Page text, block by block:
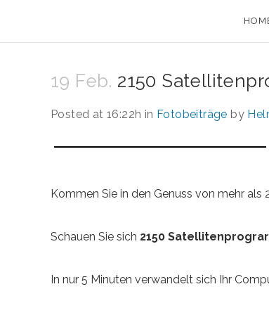
19 Feb. 2150
Posted at 16:22h in Fotobeiträge by
Kommen Sie in den Genuss von mehr
Schauen Sie sich 2150
In nur 5 Minuten verwandelt sich Ihr